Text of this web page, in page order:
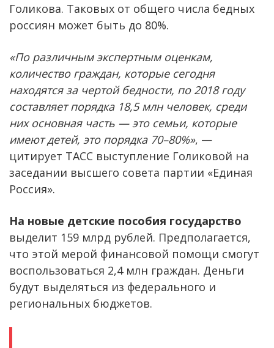
Голикова. Таковых от общего числа бедных
россиян может быть до 80%.
«По различным экспертным оценкам,
количество граждан, которые сегодня
находятся за чертой бедности, по 2018 году
составляет порядка 18,5 млн человек, среди
них основная часть — это семьи, которые
имеют детей, это порядка 70–80%», —
цитирует ТАСС выступление Голиковой на
заседании высшего совета партии «Единая
Россия».
На новые детские пособия государство
выделит 159 млрд рублей. Предполагается,
что этой мерой финансовой помощи смогут
воспользоваться 2,4 млн граждан. Деньги
будут выделяться из федерального и
региональных бюджетов.